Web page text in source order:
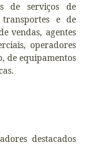
de serviços de
e de
vendas, agentes
operadores
de equipamentos
destacados